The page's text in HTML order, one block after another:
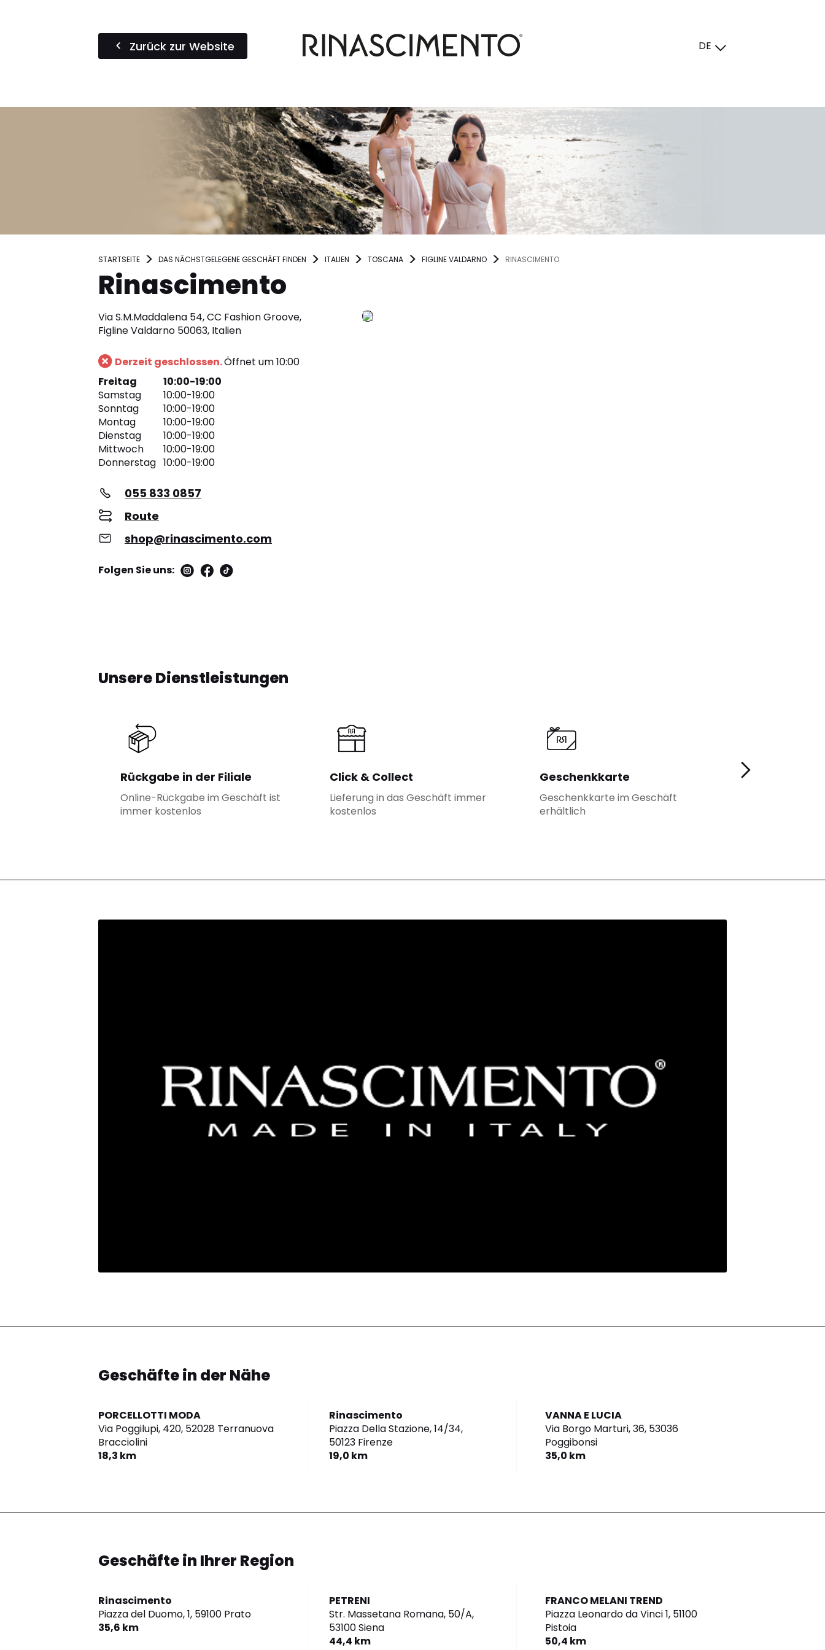
Zurück zur Website DE
STARTSEITE DAS NÄCHSTGELEGENE GESCHÄFT FINDEN ITALIEN TOSCANA FIGLINE VALDARNO RINASCIMENTO
Rinascimento
Via S.M.Maddalena 54, CC Fashion Groove,
Figline Valdarno 50063, Italien
Derzeit geschlossen.Öffnet um 10:00
Freitag
10:00-19:00
Samstag
10:00-19:00
Sonntag
10:00-19:00
Montag
10:00-19:00
Dienstag
10:00-19:00
Mittwoch
10:00-19:00
Donnerstag 10:00-19:00
055 833 0857
Route
shop@rinascimento.com
Folgen Sie uns:
Unsere Dienstleistungen
Rückgabe in der Filiale
Online-Rückgabe im Geschäft ist
immer kostenlos
Click & Collect
Lieferung in das Geschäft immer
kostenlos
Geschenkkarte
Geschenkkarte im Geschäft
erhältlich
Fidelity
Geschäfte in der Nähe
PORCELLOTTI MODA
Via Poggilupi, 420, 52028 Terranuova
Bracciolini
18,3 km
Rinascimento
Piazza Della Stazione, 14/34,
50123 Firenze
19,0 km
VANNA E LUCIA
Via Borgo Marturi, 36, 53036
Poggibonsi
35,0 km
Geschäfte in Ihrer Region
Rinascimento
Piazza del Duomo, 1, 59100 Prato
35,6 km
PETRENI
Str. Massetana Romana, 50/A,
53100 Siena
44,4 km
FRANCO MELANI TREND
Piazza Leonardo da Vinci 1, 51100
Pistoia
50,4 km